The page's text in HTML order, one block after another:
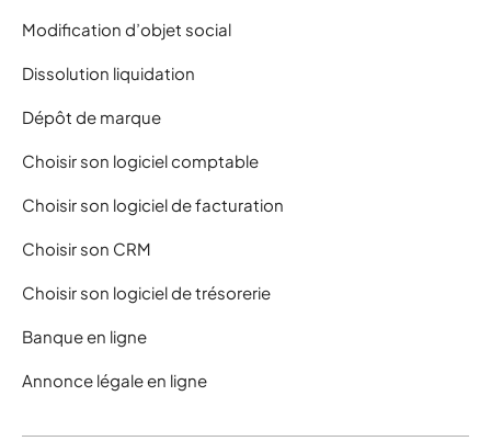
Modification d’objet social
Dissolution liquidation
Dépôt de marque
Choisir son logiciel comptable
Choisir son logiciel de facturation
Choisir son CRM
Choisir son logiciel de trésorerie
Banque en ligne
Annonce légale en ligne